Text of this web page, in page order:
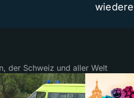
der Schweiz und aller Welt